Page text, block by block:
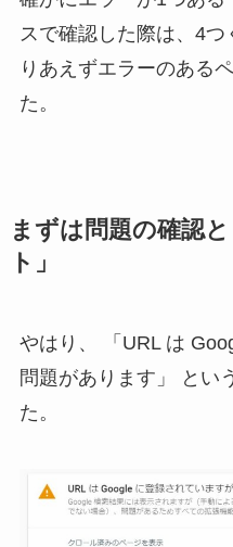
スで確認した際は、4つ
りあえずエラーのある
た。
まずは問題の確認
ト」
やはり、 「URL は
問題があります」 とい
た。